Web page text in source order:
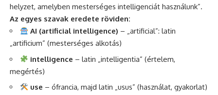
helyzet, amelyben mesterséges intelligenciát használunk”.
Az egyes szavak eredete röviden:
AI (artificial intelligence) – „artificial”: latin
„artificium” (mesterséges alkotás)
intelligence – latin „intelligentia” (értelem,
megértés)
use – ófrancia, majd latin „usus” (használat, gyakorlat)